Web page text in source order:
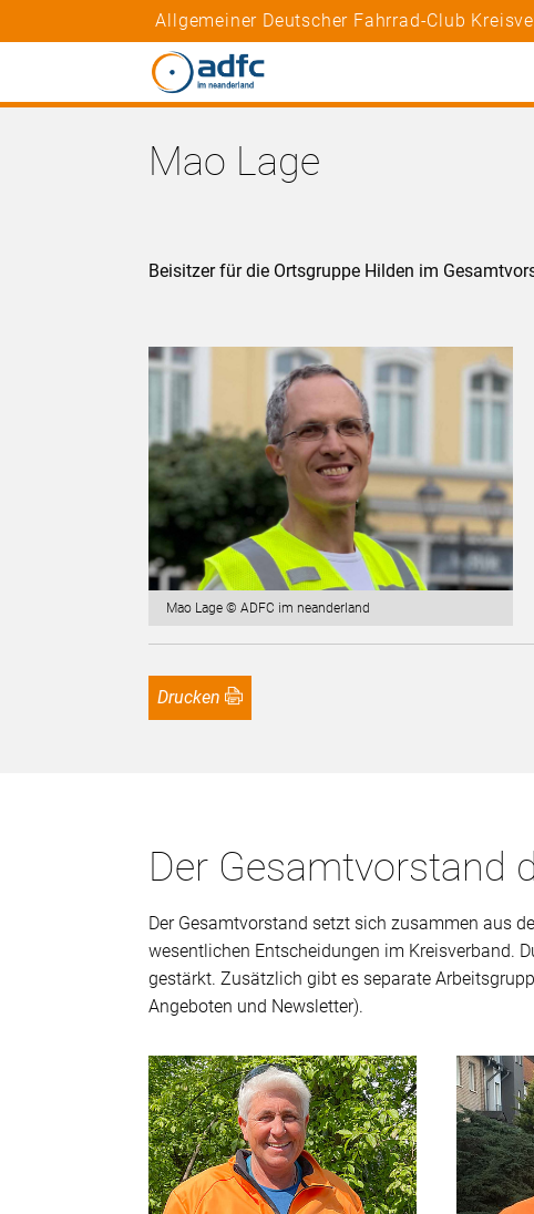
Allgemeiner Deutscher Fahrrad-Club
Mao Lage
Beisitzer für die Ortsgruppe Hilden im
Mao Lage © ADFC im neanderland
Drucken
Der Gesamtvorstand
Der Gesamtvorstand setzt sich zusammen aus
wesentlichen Entscheidungen im Kreisverband.
gestärkt. Zusätzlich gibt es separate
Angeboten und Newsletter).